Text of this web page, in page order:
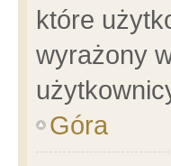
które
wyrażony
Góra